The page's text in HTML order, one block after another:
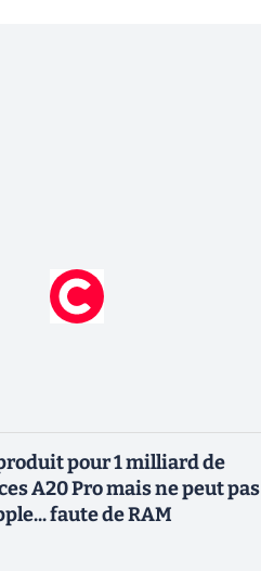
pour 1 milliard de
A20 Pro mais ne peut pas
faute de RAM